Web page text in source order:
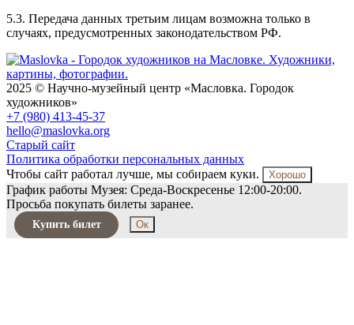
5.3. Передача данных третьим лицам возможна только в
случаях, предусмотренных законодательством РФ.
2025 © Научно-музейный центр «Масловка. Городок
художников»
+7 (980) 413-45-37
hello@maslovka.org
Старый сайт
Политика обработки персональных данных
Чтобы сайт работал лучше, мы собираем куки.
Хорошо
График работы Музея: Среда-Воскресенье 12:00-20:00.
Просьба покупать билеты заранее.
Купить билет Ок